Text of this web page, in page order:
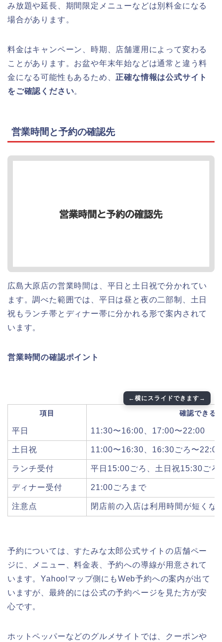
み放題や延長、期間限定メニューなどは別料金になる
場合があります。
料金はキャンペーン、時期、店舗運用によって変わる
ことがあります。お盆や年末年始などは通常と違う料
金になる可能性もあるため、 正確な情報は公式サイト
をご確認ください。
営業時間と予約の確認先
広島大原店の営業時間は、平日と土日祝で分かれてい
ます。調べた範囲では、平日は昼と夜の二部制、土日
祝もランチ帯とディナー帯に分かれる形で案内されて
います。
営業時間の確認ポイント
項目 確認できる
平日 11:30〜16:00、17:00〜22:00
土日祝 11:00〜16:30、16:30ごろ〜22:00
ランチ受付 平日15:00ごろ、土日祝15:30ごろ
ディナー受付 21:00ごろまで
注意点 閉店前の入店は利用時間が短くな
予約については、すたみな太郎公式サイトの店舗ペー
ジに、メニュー、料金表、予約への導線が用意されて
います。Yahoo!マップ側にもWeb予約への案内が出て
いますが、最終的には公式の予約ページを見た方が安
心です。
ホットペッパーなどのグルメサイトでは、クーポンや